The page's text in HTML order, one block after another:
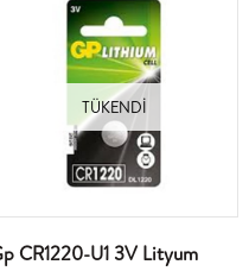
TÜKENDI
CR1220-U1 3V Lityum